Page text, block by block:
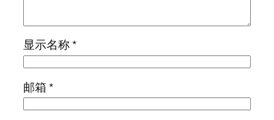
显示名称*
邮箱*